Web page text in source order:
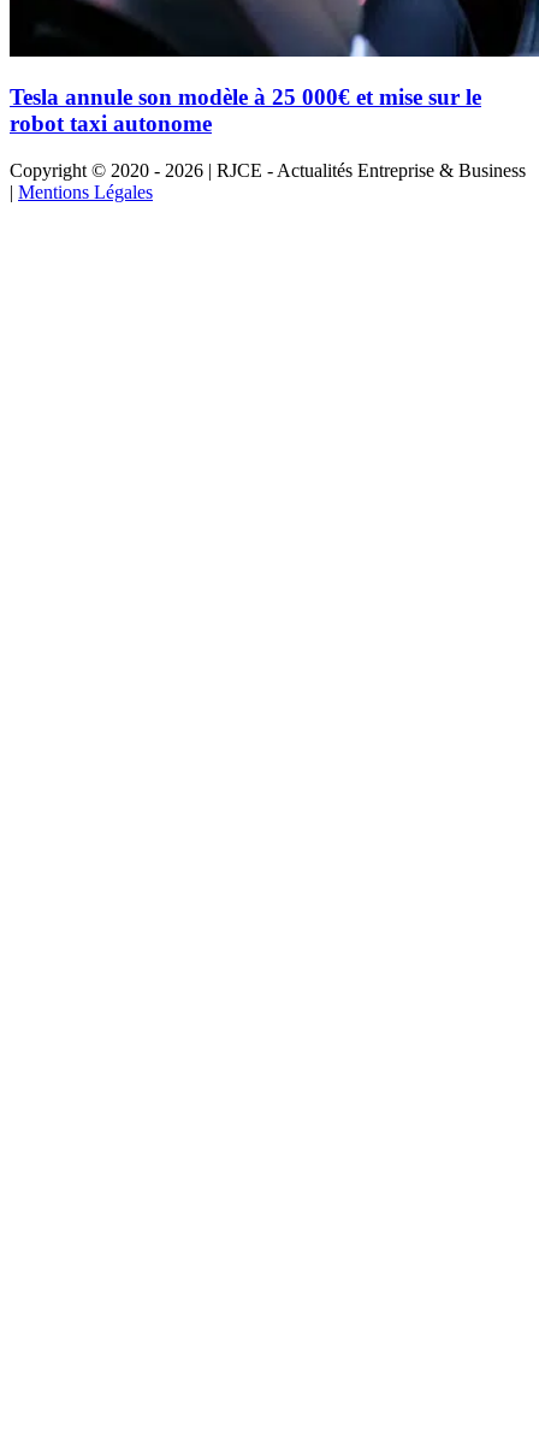
Tesla annule son modèle à 25 000€ et mise sur le
robot taxi autonome
Copyright © 2020 - 2026 | RJCE - Actualités Entreprise & Business
| Mentions Légales